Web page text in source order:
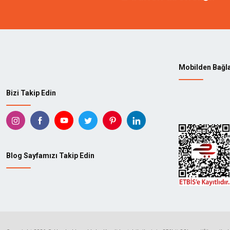
Bizi Takip Edin
Blog Sayfamızı Takip Edin
Mobilden